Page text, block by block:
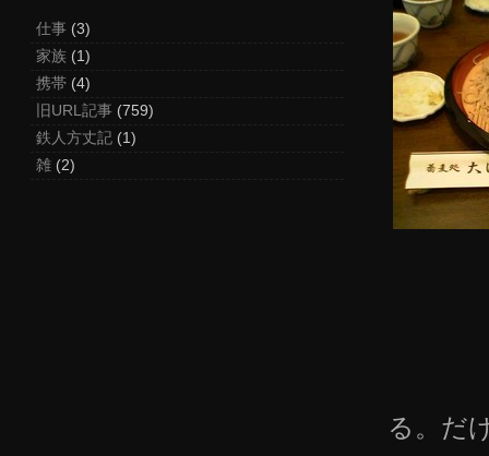
仕事 (3)
家族 (1)
携帯 (4)
旧URL記事 (759)
鉄人方丈記 (1)
雑 (2)
る。だ